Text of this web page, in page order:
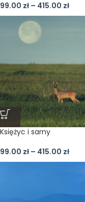
99.00 zł – 415.00 zł
Księżyc i sarny
99.00 zł – 415.00 zł